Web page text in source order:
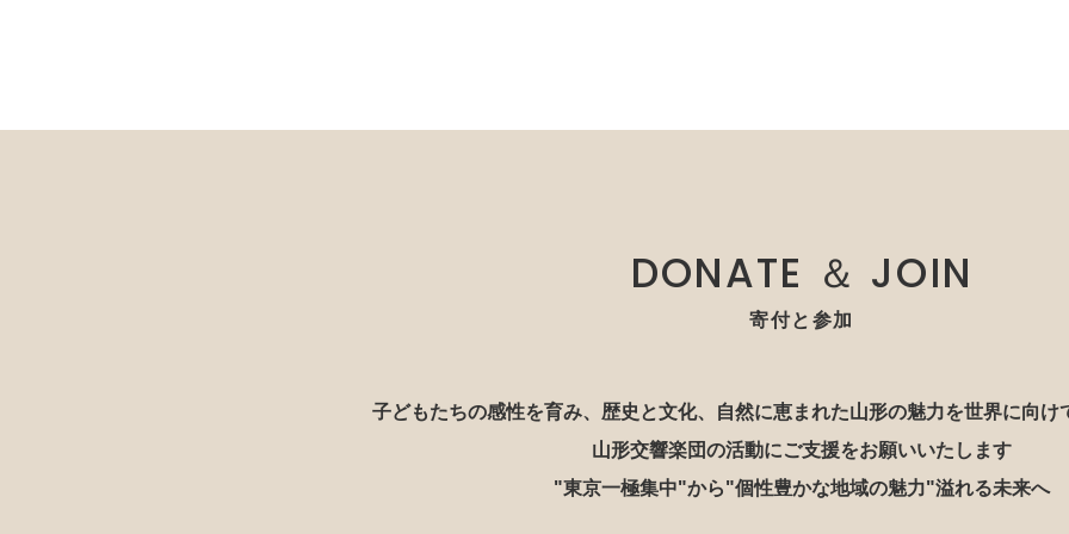
DONATE ＆ JOIN
寄付と参加
子どもたちの感性を育み、歴史と文化、自然に恵まれた山形の魅力を世界に向け
山形交響楽団の活動にご支援をお願いいたします
"東京一極集中"から"個性豊かな地域の魅力"溢れる未来へ